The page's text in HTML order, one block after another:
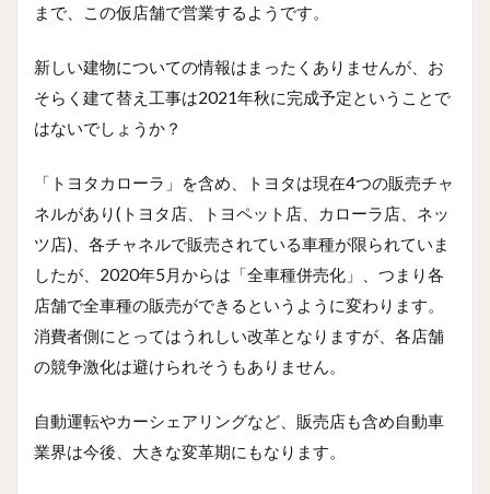
まで、この仮店舗で営業するようです。
新しい建物についての情報はまったくありませんが、お
そらく建て替え工事は2021年秋に完成予定ということで
はないでしょうか？
「トヨタカローラ」を含め、トヨタは現在4つの販売チャ
ネルがあり(トヨタ店、トヨペット店、カローラ店、ネッ
ツ店)、各チャネルで販売されている車種が限られていま
したが、2020年5月からは「全車種併売化」、つまり各
店舗で全車種の販売ができるというように変わります。
消費者側にとってはうれしい改革となりますが、各店舗
の競争激化は避けられそうもありません。
自動運転やカーシェアリングなど、販売店も含め自動車
業界は今後、大きな変革期にもなります。